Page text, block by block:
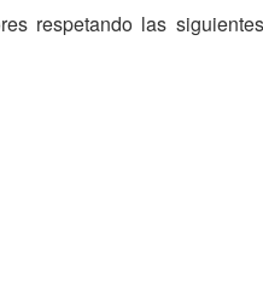
respetando las siguientes